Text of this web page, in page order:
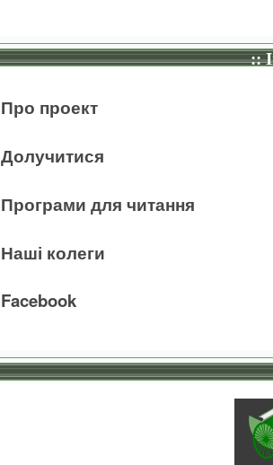
::
Про проект
Долучитися
Програми для читання
Наші колеги
Facebook